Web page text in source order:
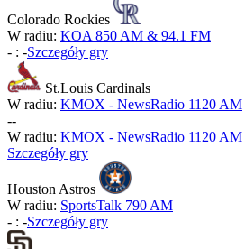
Colorado Rockies
W radiu: KOA 850 AM & 94.1 FM
- : -Szczegóły gry
St.Louis Cardinals
W radiu: KMOX - NewsRadio 1120 AM
--
W radiu: KMOX - NewsRadio 1120 AM
Szczegóły gry
Houston Astros
W radiu: SportsTalk 790 AM
- : -Szczegóły gry